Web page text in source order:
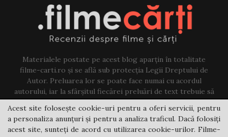
Materialele postate pe acest blog aparțin în totalitate
filme-carti.ro și se află sub protecția Legii Dreptului de
Autor. Preluarea lor se poate face numai cu acordul
autorului, iar la sfârșitul fiecărei preluări de text trebuie să
existe un link către acest blog.
Contact us:jovi@filme-carti.ro
Acest site folosește cookie-uri pentru a oferi servicii, pentru
a personaliza anunțuri și pentru a analiza traficul. Dacă folosiți
acest site, sunteți de acord cu utilizarea cookie-urilor. Filme-